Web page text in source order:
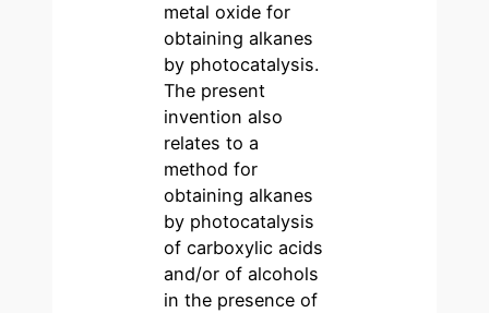
metal oxide for
obtaining alkanes
by photocatalysis.
The present
invention also
relates to a
method for
obtaining alkanes
by photocatalysis
of carboxylic acids
and/or of alcohols
in the presence of